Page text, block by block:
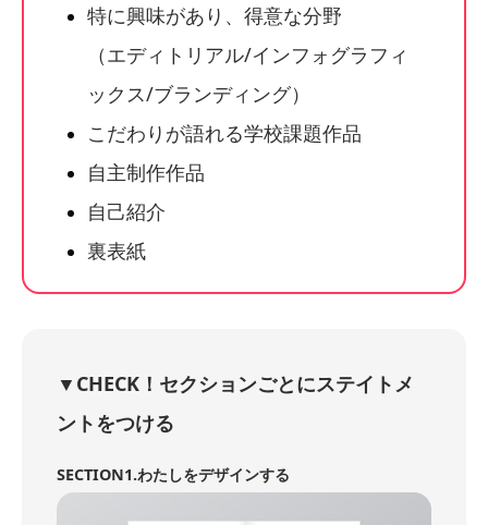
特に興味があり、得意な分野
（エディトリアル/インフォグラフィ
ックス/ブランディング）
こだわりが語れる学校課題作品
自主制作作品
自己紹介
裏表紙
▼CHECK！セクションごとにステイトメ
ントをつける
SECTION1.わたしをデザインする